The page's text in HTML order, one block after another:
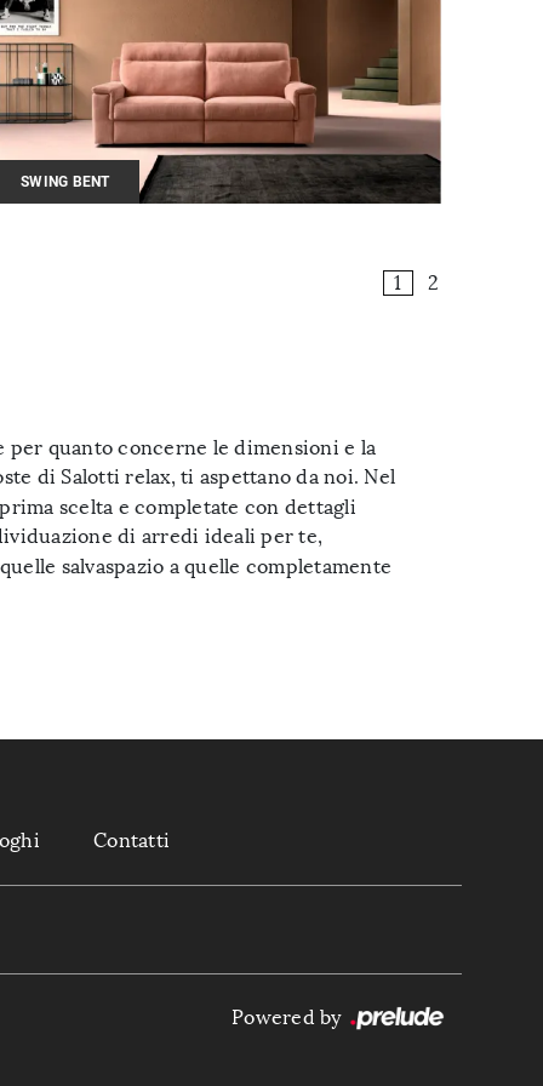
SWING BENT
1 2
quanto concerne le dimensioni e la
di Salotti relax, ti aspettano da noi. Nel
scelta e completate con dettagli
di arredi ideali per te,
salvaspazio a quelle completamente
Contatti
Powered by